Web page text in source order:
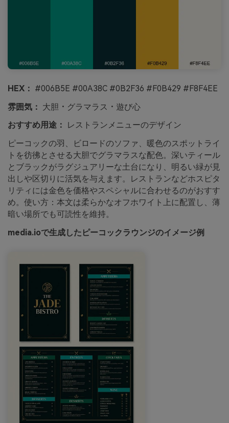
HEX： #006B5E #00A38C #0B2F36 #F0B429 #F8F4EE
雰囲気： 大胆・グラマラス・遊び心
おすすめ用途：
レストランメニューのデザイン
ピーコックの羽、ビロードのソファ、暖色のスポットライ
トを彷彿とさせる大胆でグラマラスな配色。深いティール
とブラックがラグジュアリーな土台になり、明るい緑が見
出しや区切りに活気を与えます。レストランなどホスピタ
リティには金色を価格やスペシャルに合わせるのがおすす
め。使い方：本文は柔らかなオフホワイト上に配置し、薄
暗い場所でも可読性を維持。
media.ioで生成したピーコックラウンジのイメージ例